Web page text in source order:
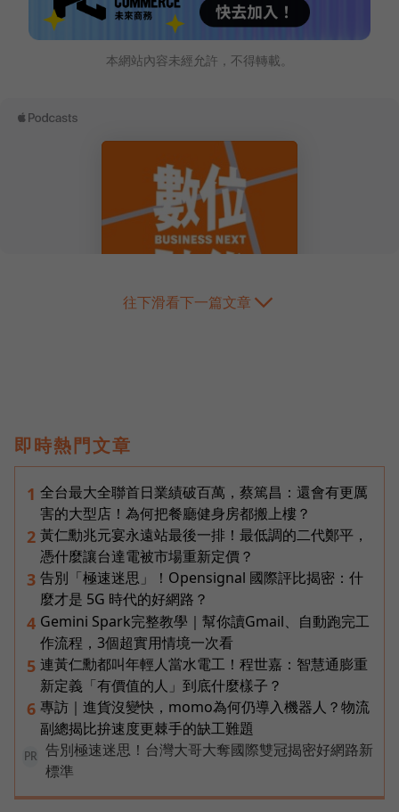
本網站內容未經允許，不得轉載。
往下滑看下一篇文章
即時熱門文章
1 全台最大全聯首日業績破百萬，蔡篤昌：還會有更厲
害的大型店！為何把餐廳健身房都搬上樓？
2 黃仁勳兆元宴永遠站最後一排！最低調的二代鄭平，
憑什麼讓台達電被市場重新定價？
3 告別「極速迷思」！Opensignal 國際評比揭密：什
麼才是 5G 時代的好網路？
4 Gemini Spark完整教學｜幫你讀Gmail、自動跑完工
作流程，3個超實用情境一次看
5 連黃仁勳都叫年輕人當水電工！程世嘉：智慧通膨重
新定義「有價值的人」到底什麼樣子？
6 專訪｜進貨沒變快，momo為何仍導入機器人？物流
副總揭比拚速度更棘手的缺工難題
PR
告別極速迷思！台灣大哥大奪國際雙冠揭密好網路新
標準